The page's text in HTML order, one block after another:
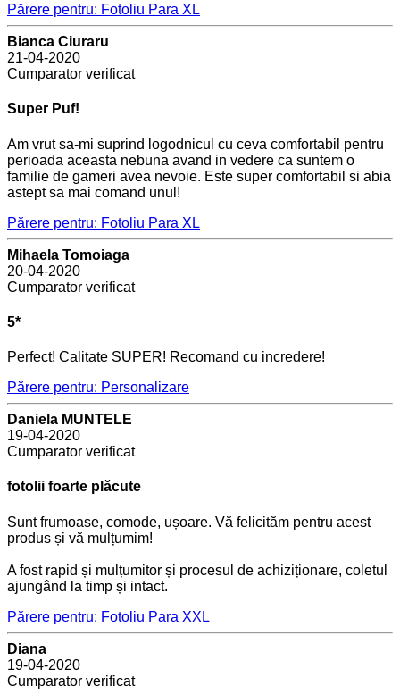
Părere pentru: Fotoliu Para XL
Bianca Ciuraru
21-04-2020
Cumparator verificat
Super Puf!
Am vrut sa-mi suprind logodnicul cu ceva comfortabil pentru
perioada aceasta nebuna avand in vedere ca suntem o
familie de gameri avea nevoie. Este super comfortabil si abia
astept sa mai comand unul!
Părere pentru: Fotoliu Para XL
Mihaela Tomoiaga
20-04-2020
Cumparator verificat
5*
Perfect! Calitate SUPER! Recomand cu incredere!
Părere pentru: Personalizare
Daniela MUNTELE
19-04-2020
Cumparator verificat
fotolii foarte plăcute
Sunt frumoase, comode, ușoare. Vă felicităm pentru acest
produs și vă mulțumim!
A fost rapid și mulțumitor și procesul de achiziționare, coletul
ajungând la timp și intact.
Părere pentru: Fotoliu Para XXL
Diana
19-04-2020
Cumparator verificat